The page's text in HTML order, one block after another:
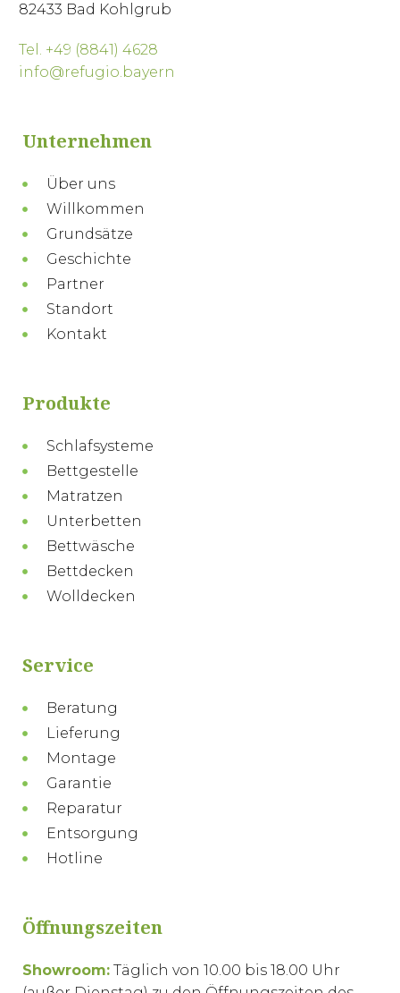
82433 Bad Kohlgrub
Tel. +49 (8841) 4628
info@refugio.bayern
Unternehmen
Über uns
Willkommen
Grundsätze
Geschichte
Partner
Standort
Kontakt
Produkte
Schlafsysteme
Bettgestelle
Matratzen
Unterbetten
Bettwäsche
Bettdecken
Wolldecken
Service
Beratung
Lieferung
Montage
Garantie
Reparatur
Entsorgung
Hotline
Öffnungszeiten
Showroom: Täglich von 10.00 bis 18.00 Uhr